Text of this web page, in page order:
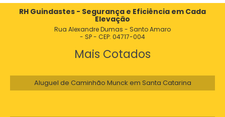
GUINDASTE ZOOMLION
GUINDASTE GIRATÓRIO DE COLUNA
GUINDASTE AUTOPROPELIDO
RH Guindastes - Segurança e Eficiência em Cada
Elevação
Rua Alexandre Dumas - Santo Amaro
- SP - CEP: 04717-004
Mais Cotados
Aluguel de Caminhão Munck em Santa Catarina